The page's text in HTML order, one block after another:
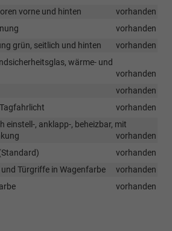
vorne und hinten
vorhanden
vorhanden
grün, seitlich und hinten
vorhanden
wärme- und
vorhanden
vorhanden
vorhanden
einstell-, anklapp-, beheizbar, mit
vorhanden
vorhanden
Türgriffe in Wagenfarbe
vorhanden
vorhanden